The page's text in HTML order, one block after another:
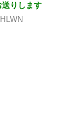
送りします